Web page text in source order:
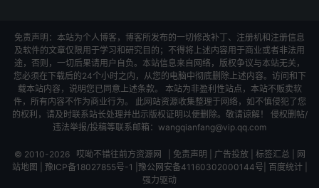
免责声明：本站为个人博客，博客所发布的一切修改补丁、注册机和注册信息
及软件的文章仅限用于学习和研究目的；不得将上述内容用于商业或者非法用
途，否则，一切后果请用户自负。本站信息来自网络，版权争议与本站无关，
您必须在下载后的24个小时之内，从您的电脑中彻底删除上述内容。访问和下
载本站内容，说明您已同意上述条款。 本站为非盈利性站点，本站不贩卖软
件，所有内容不作为商业行为。 此网站资源收集整理于网络，如不慎侵犯了您
的权利，请及时联系站长处理并出示版权证明以便删除。敬请谅解！ 侵权删帖/
违法举报/投稿等联系邮箱：wangqianfang@vip.qq.com
© 2010-2026 哎呦不错往前方资源网 免责声明 广告投放| 标签汇总
网
站地图
豫ICP备18027855号-1 豫公网安备41160302000144号 百度统计|
强力驱动